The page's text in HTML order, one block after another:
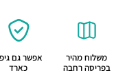
משלוח מהיר
בפריסה רחבה
אפשר גם גיפט
כארד